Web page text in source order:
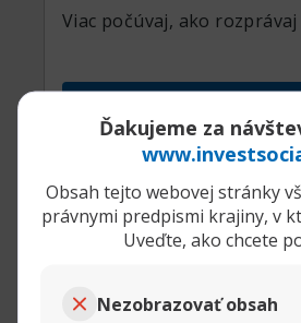
Ďakujeme za
Obsah tejto webovej stránky
právnymi predpismi krajiny, v
Uveďte, ako chcete
Nezobrazovať obsah
Viac počúvaj, ako rozprávaj
08.02.2019, 09:58 Kľúč k
Sasha
Super Moderator